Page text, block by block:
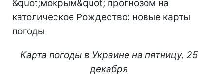
Карта погоды в Украине на пятницу, 25
декабря